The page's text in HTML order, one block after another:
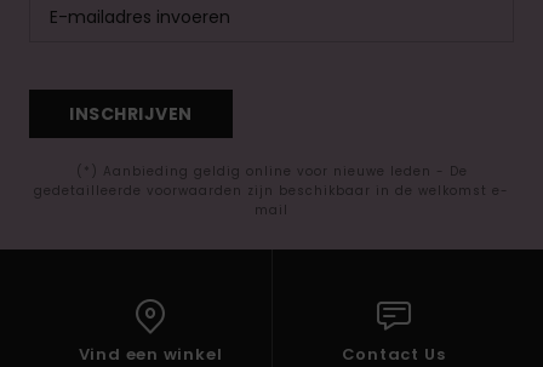
INSCHRIJVEN
(*) Aanbieding geldig online voor nieuwe leden - De
gedetailleerde voorwaarden zijn beschikbaar in de welkomst e-
mail
Vind een winkel Contact Us